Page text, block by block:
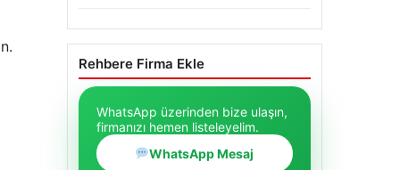
Rehbere Firma Ekle
WhatsApp üzerinden bize ulaşın,
firmanızı hemen listeleyelim.
WhatsApp Mesaj